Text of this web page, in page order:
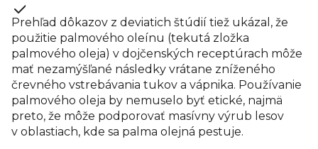
Prehľad dôkazov z deviatich štúdií tiež ukázal, že
použitie palmového oleínu (tekutá zložka
palmového oleja) v dojčenských receptúrach môže
mať nezamýšľané následky vrátane zníženého
črevného vstrebávania tukov a vápnika. Používanie
palmového oleja by nemuselo byť etické, najmä
preto, že môže podporovať masívny výrub lesov
v oblastiach, kde sa palma olejná pestuje.